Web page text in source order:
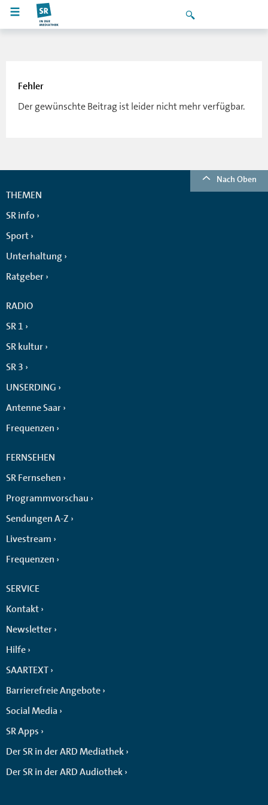
Fehler
Der gewünschte Beitrag ist leider nicht mehr verfügbar.
Nach Oben
THEMEN
SR info
Sport
Unterhaltung
Ratgeber
RADIO
SR 1
SR kultur
SR 3
UNSERDING
Antenne Saar
Frequenzen
FERNSEHEN
SR Fernsehen
Programmvorschau
Sendungen A-Z
Livestream
Frequenzen
SERVICE
Kontakt
Newsletter
Hilfe
SAARTEXT
Barrierefreie Angebote
Social Media
SR Apps
Der SR in der ARD Mediathek
Der SR in der ARD Audiothek